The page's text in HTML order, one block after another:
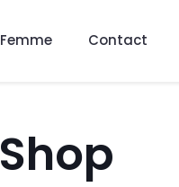
Femme Contact
Shop